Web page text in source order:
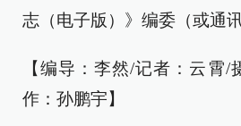
志（电子版）》编委（或通
【编导：李然/记者：云霄/
作：孙鹏宇】